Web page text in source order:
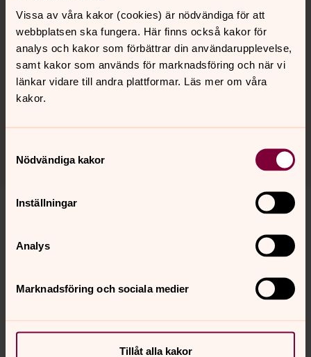
Vissa av våra kakor (cookies) är nödvändiga för att
webbplatsen ska fungera. Här finns också kakor för
analys och kakor som förbättrar din användarupplevelse,
samt kakor som används för marknadsföring och när vi
länkar vidare till andra plattformar. Läs mer om våra
kakor.
Nödvändiga kakor
Inställningar
Analys
Marknadsföring och sociala medier
Tillåt alla kakor
Söndag 25 januari
13.30 Ekumenisk gudstjänst
Söderledskyrkan, Vilbergsgatan 100
Präst: Abona Issa Saleiby och Mikaela Stigsdotter-
Larsson
Diakon: Anna-Karin Östling
Medverkan från EFS, S.t Geroge och Svenska kyrkan
Synpunkter eller frågor på sidans
norrkoping@svenskakyrkan.se